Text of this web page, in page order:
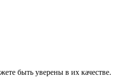
быть уверены в их качестве.